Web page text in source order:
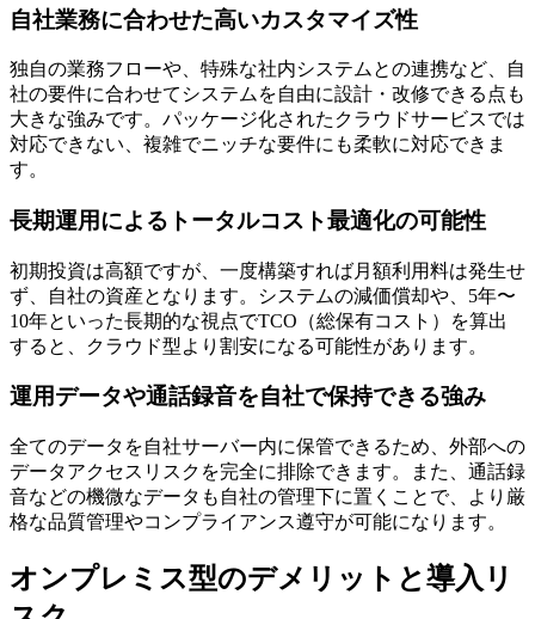
自社業務に合わせた高いカスタマイズ性
独自の業務フローや、特殊な社内システムとの連携など、
自
社の要件に合わせてシステムを自由に設計・改修できる 点も
大きな強みです。パッケージ化されたクラウドサービスでは
対応できない、複雑でニッチな要件にも柔軟に対応できま
す。
長期運用によるトータルコスト最適化の可能性
初期投資は高額ですが、一度構築すれば月額利用料は発生せ
ず、自社の資産となります。システムの減価償却や、5年〜
10年といった長期的な視点でTCO（総保有コスト）を算出
すると、クラウド型より割安になる可能性があります。
運用データや通話録音を自社で保持できる強み
全てのデータを自社サーバー内に保管できるため、外部への
データアクセスリスクを完全に排除できます。また、通話録
音などの機微なデータも自社の管理下に置くことで、より厳
格な品質管理やコンプライアンス遵守が可能になります。
オンプレミス型のデメリットと導入リ